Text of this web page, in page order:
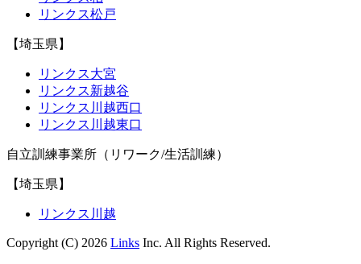
リンクス松戸
【埼玉県】
リンクス大宮
リンクス新越谷
リンクス川越西口
リンクス川越東口
自立訓練事業所（リワーク/生活訓練）
【埼玉県】
リンクス川越
Copyright (C) 2026 Links Inc. All Rights Reserved.